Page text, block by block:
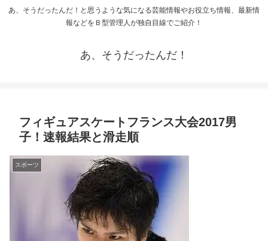
あ、そうだったんだ！と思うような気になる芸能情報やお役立ち情報、最新情
報などをＢ型管理人が独自目線でご紹介！
あ、そうだったんだ！
フィギュアスケートフランス大会2017男
子！速報結果と滑走順
スポーツ